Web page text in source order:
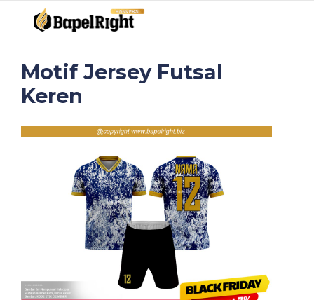
Motif Jersey Futsal
Keren